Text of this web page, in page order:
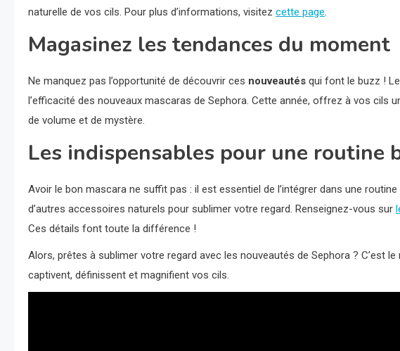
naturelle de vos cils. Pour plus d’informations, visitez cette page.
Magasinez les tendances du moment
Ne manquez pas l’opportunité de découvrir ces nouveautés qui font le buzz !
l’efficacité des nouveaux mascaras de Sephora. Cette année, offrez à vos cils
de volume et de mystère.
Les indispensables pour une routine
Avoir le bon mascara ne suffit pas : il est essentiel de l’intégrer dans une
d’autres accessoires naturels pour sublimer votre regard. Renseignez-vous sur
Ces détails font toute la différence !
Alors, prêtes à sublimer votre regard avec les nouveautés de Sephora ? C’est
captivent, définissent et magnifient vos cils.